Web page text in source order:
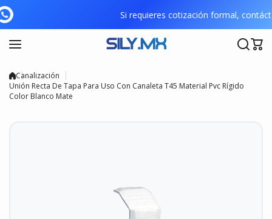
Saltar al contenido
Si requieres cotización formal,
Canalización
Unión Recta De Tapa Para Uso Con Canaleta T45 Material Pvc Rígido
Color Blanco Mate